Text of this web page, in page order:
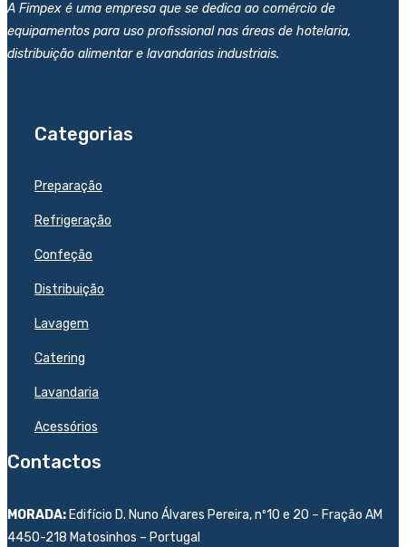
A Fimpex é uma empresa que se dedica ao comércio de
equipamentos para uso profissional nas áreas de hotelaria,
distribuição alimentar e lavandarias industriais.
Categorias
Preparação
Refrigeração
Confeção
Distribuição
Lavagem
Catering
Lavandaria
Acessórios
Contactos
MORADA: Edifício D. Nuno Álvares Pereira, nº10 e 20 – Fração AM
4450-218 Matosinhos – Portugal